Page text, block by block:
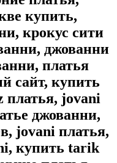
купить,
крокус сити
джованни
платья
сайт, купить
платья, jovani
джованни,
jovani платья,
купить tarik